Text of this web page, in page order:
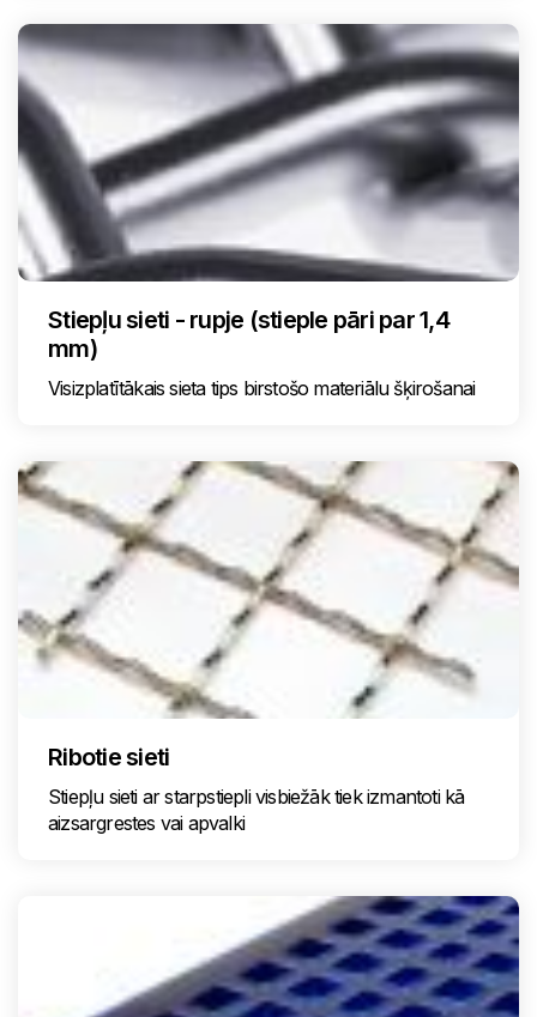
Stiepļu sieti - rupje (stieple pāri par 1,4
mm)
Visizplatītākais sieta tips birstošo materiālu šķirošanai
Ribotie sieti
Stiepļu sieti ar starpstiepli visbiežāk tiek izmantoti kā
aizsargrestes vai apvalki